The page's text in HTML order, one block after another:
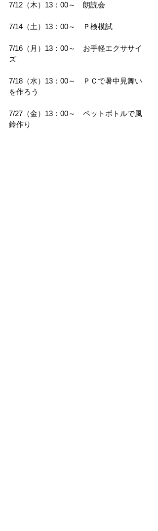
7/12（木）13：00～　朗読会
7/14（土）13：00～　Ｐ検模試
7/16（月）13：00～　お手軽エクササイ
ズ
7/18（水）13：00～　ＰＣで暑中見舞い
を作ろう
7/27（金）13：00～　ペットボトルで風
鈴作り